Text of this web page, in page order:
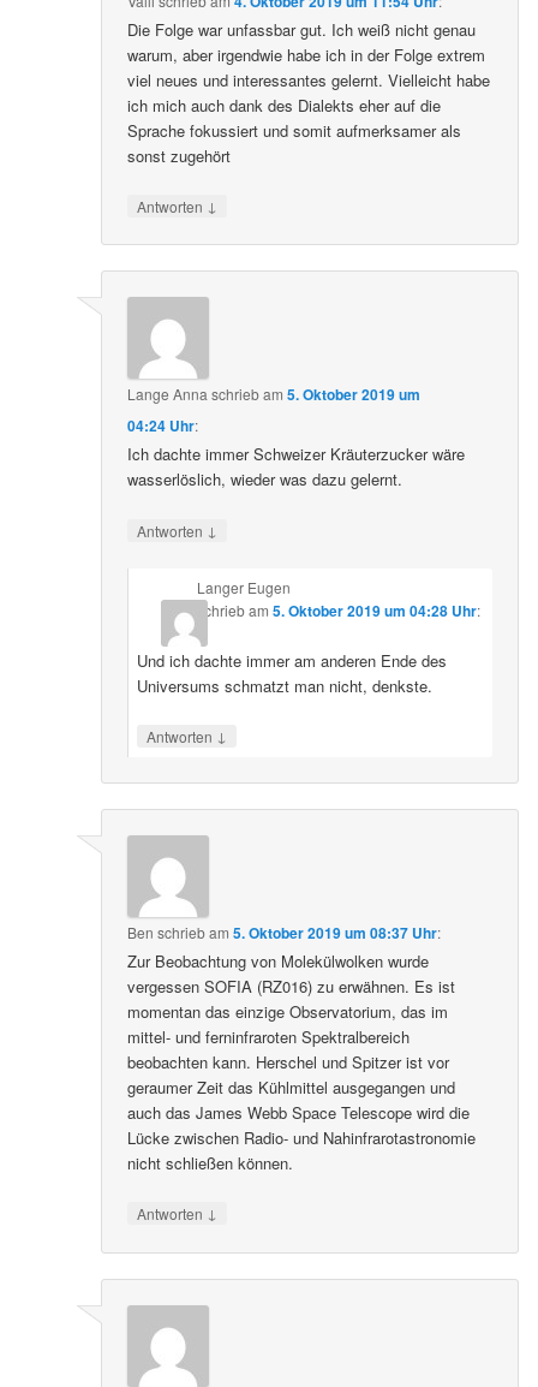
Die Folge war unfassbar gut. Ich weiß nicht genau
warum, aber irgendwie habe ich in der Folge extrem
viel neues und interessantes gelernt. Vielleicht habe
ich mich auch dank des Dialekts eher auf die
Sprache fokussiert und somit aufmerksamer als
sonst zugehört
Antworten ↓
Lange Annaschriebam5. Oktober 2019 um
04:24 Uhr:
Ich dachte immer Schweizer Kräuterzucker wäre
wasserlöslich, wieder was dazu gelernt.
Antworten ↓
Langer Eugen
schriebam 5. Oktober 2019 um 04:28 Uhr:
Und ich dachte immer am anderen Ende des
Universums schmatzt man nicht, denkste.
Antworten ↓
Ben schriebam5. Oktober 2019 um 08:37 Uhr:
Zur Beobachtung von Molekülwolken wurde
vergessen SOFIA (RZ016) zu erwähnen. Es ist
momentan das einzige Observatorium, das im
mittel- und ferninfraroten Spektralbereich
beobachten kann. Herschel und Spitzer ist vor
geraumer Zeit das Kühlmittel ausgegangen und
auch das James Webb Space Telescope wird die
Lücke zwischen Radio- und Nahinfrarotastronomie
nicht schließen können.
Antworten ↓